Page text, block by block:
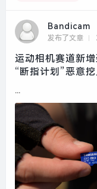
Bandicam
发布了文章
运动相机赛道新
“断指计划”恶意
...